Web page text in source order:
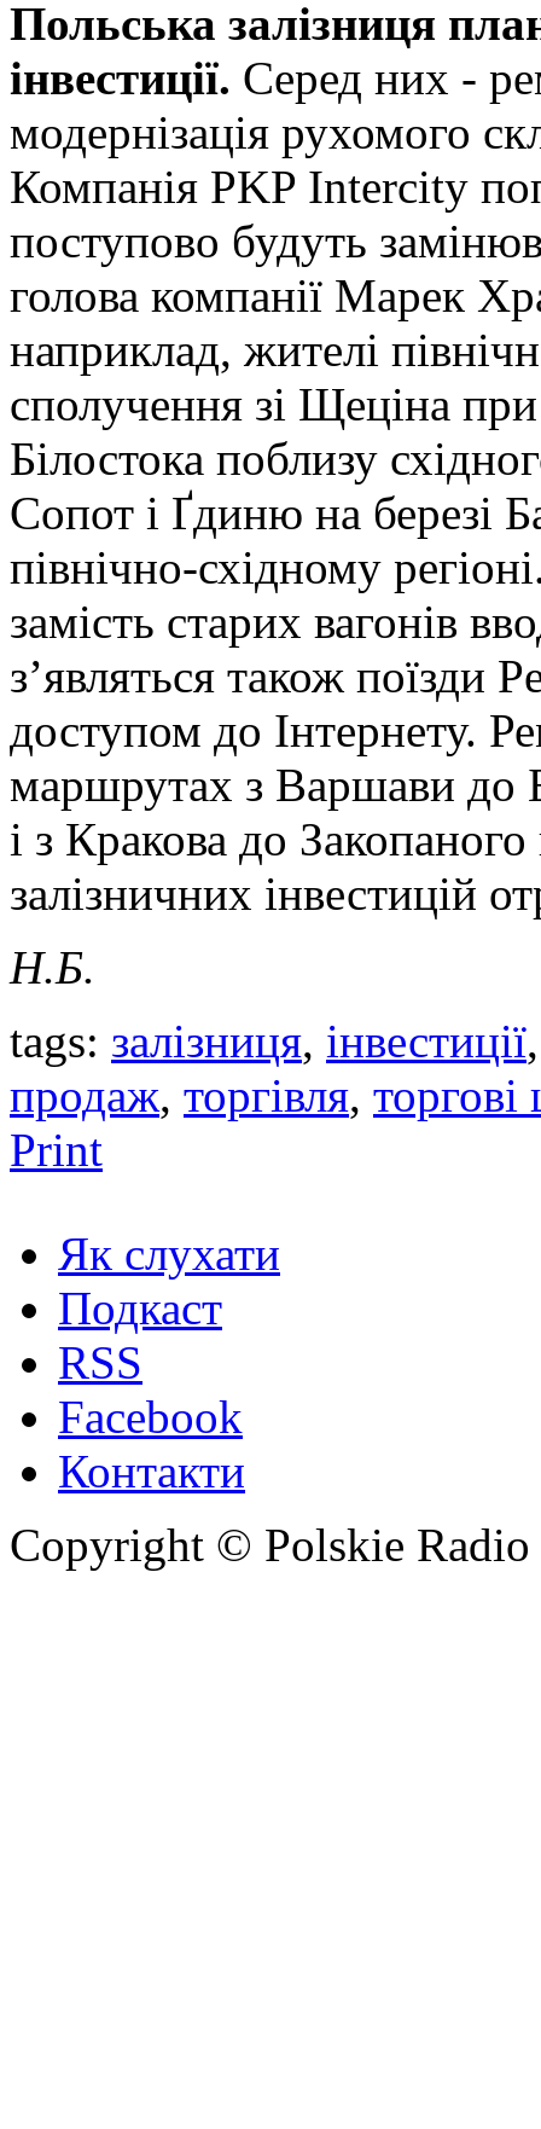
Польська залізниця
інвестиції. Серед них -
модернізація рухомого
Компанія PKP Intercity
поступово будуть
голова компанії Марек
наприклад, жителі
сполучення зі Щеціна
Білостока поблизу
Сопот і Ґдиню на березі
північно-східному
замість старих вагонів
з’являться також поїзди
доступом до Інтернету.
маршрутах з Варшави до
і з Кракова до
залізничних інвестицій
Н.Б.
tags: залізниця, інвестиції
продаж, торгівля, торгові
Print
Як слухати
Подкаст
RSS
Facebook
Контакти
Copyright © Polskie